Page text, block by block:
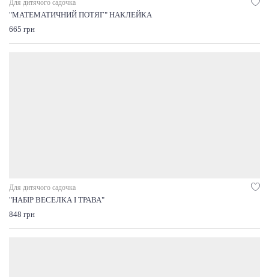
Для дитячого садочка
"МАТЕМАТИЧНИЙ ПОТЯГ" НАКЛЕЙКА
665 грн
Для дитячого садочка
"НАБІР ВЕСЕЛКА І ТРАВА"
848 грн